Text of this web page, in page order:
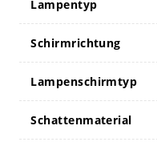
Lampentyp
Schirmrichtung
Lampenschirmtyp
Schattenmaterial